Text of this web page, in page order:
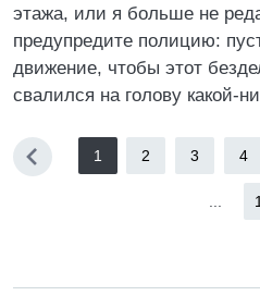
этажа, или я больше не
предупредите полицию:
движение, чтобы этот
свалился на голову какой-
1 2 3 4